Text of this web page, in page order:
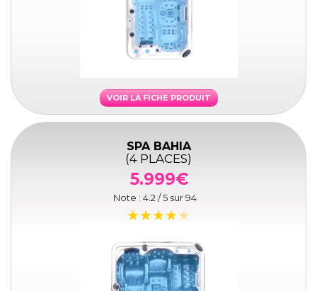
VOIR LA FICHE PRODUIT
SPA BAHIA
(4 PLACES)
5.999€
Note : 4.2 / 5 sur94